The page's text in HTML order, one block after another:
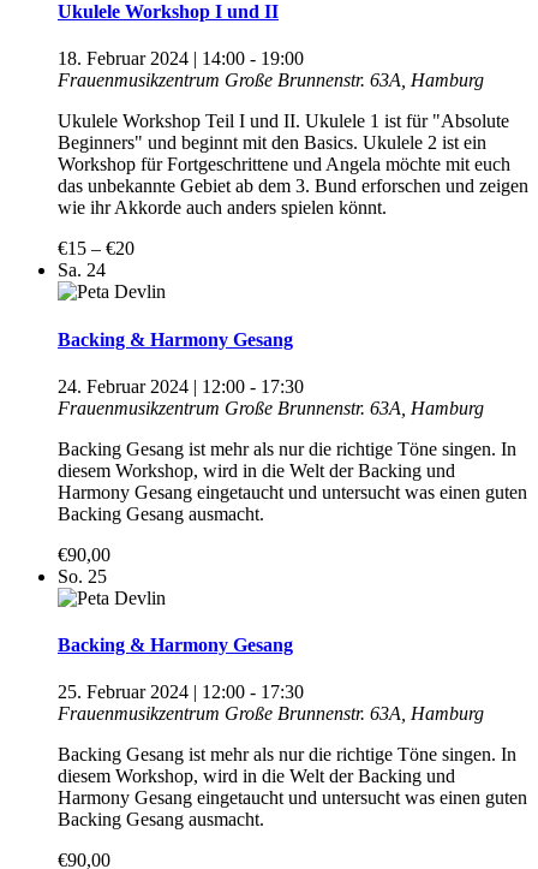
Ukulele Workshop I und II
18. Februar 2024 | 14:00 - 19:00
Frauenmusikzentrum Große Brunnenstr. 63A, Hamburg
Ukulele Workshop Teil I und II. Ukulele 1 ist für "Absolute
Beginners" und beginnt mit den Basics. Ukulele 2 ist ein
Workshop für Fortgeschrittene und Angela möchte mit euch
das unbekannte Gebiet ab dem 3. Bund erforschen und zeigen
wie ihr Akkorde auch anders spielen könnt.
€15 – €20
Sa. 24
Backing & Harmony Gesang
24. Februar 2024 | 12:00 - 17:30
Frauenmusikzentrum Große Brunnenstr. 63A, Hamburg
Backing Gesang ist mehr als nur die richtige Töne singen. In
diesem Workshop, wird in die Welt der Backing und
Harmony Gesang eingetaucht und untersucht was einen guten
Backing Gesang ausmacht.
€90,00
So. 25
Backing & Harmony Gesang
25. Februar 2024 | 12:00 - 17:30
Frauenmusikzentrum Große Brunnenstr. 63A, Hamburg
Backing Gesang ist mehr als nur die richtige Töne singen. In
diesem Workshop, wird in die Welt der Backing und
Harmony Gesang eingetaucht und untersucht was einen guten
Backing Gesang ausmacht.
€90,00